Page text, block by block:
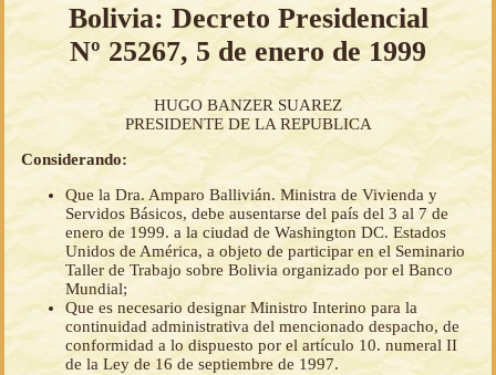
Bolivia: Decreto Presidencial
Nº 25267, 5 de enero de 1999
HUGO BANZER SUAREZ
PRESIDENTE DE LA REPUBLICA
Considerando:
Que la Dra. Amparo Ballivián. Ministra de Vivienda y
Servidos Básicos, debe ausentarse del país del 3 al 7 de
enero de 1999. a la ciudad de Washington DC. Estados
Unidos de América, a objeto de participar en el Seminario
Taller de Trabajo sobre Bolivia organizado por el Banco
Mundial;
Que es necesario designar Ministro Interino para la
continuidad administrativa del mencionado despacho, de
conformidad a lo dispuesto por el artículo 10. numeral II
de la Ley de 16 de septiembre de 1997.